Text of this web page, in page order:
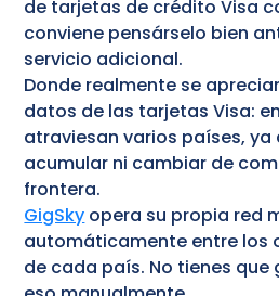
de tarjetas de crédito Visa
conviene pensárselo bien
servicio adicional.
Donde realmente se
datos de las tarjetas Visa:
atraviesan varios países, ya
acumular ni cambiar de
frontera.
GigSky opera su propia red
automáticamente entre los
de cada país. No tienes